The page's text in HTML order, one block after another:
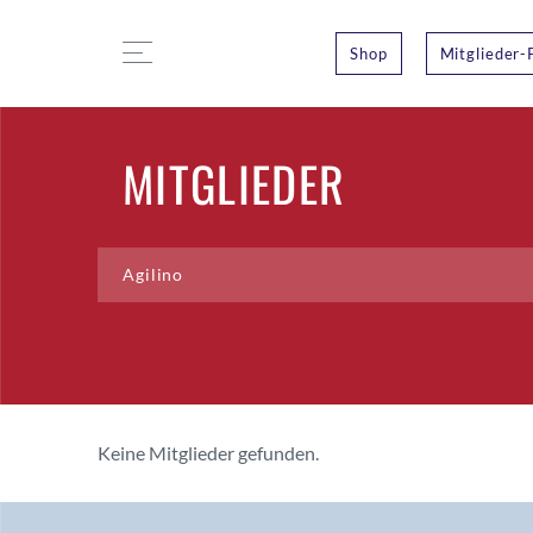
Shop Mitglieder-
MITGLIEDER
Keine Mitglieder gefunden.